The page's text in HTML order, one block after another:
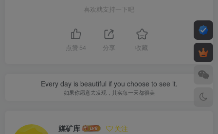
喜欢就支持一下吧
点赞 54 分享 收藏
Every day is beautiful if you choose to see it.
如果你愿意去发现，其实每一天都很美
媒矿库 关注